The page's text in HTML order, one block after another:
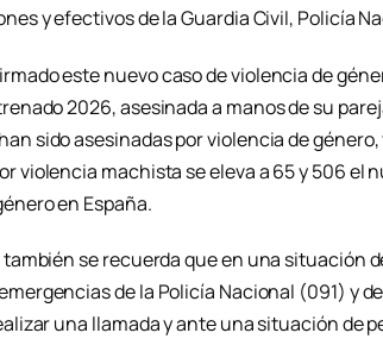
y efectivos de la Guardia Civil, Policía
este nuevo caso de violencia de
2026, asesinada a manos de su
sido asesinadas por violencia de
violencia machista se eleva a 65 y 506 el
en España.
se recuerda que en una situación
de la Policía Nacional (091) y
una llamada y ante una situación de